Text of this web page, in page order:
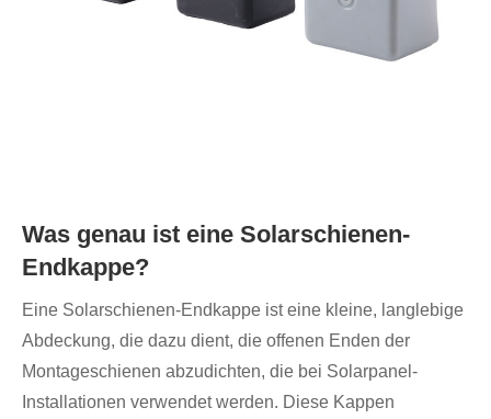
Was genau ist eine Solarschienen-
Endkappe?
Eine Solarschienen-Endkappe ist eine kleine, langlebige
Abdeckung, die dazu dient, die offenen Enden der
Montageschienen abzudichten, die bei Solarpanel-
Installationen verwendet werden. Diese Kappen